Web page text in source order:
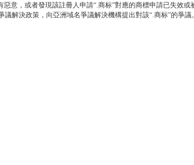
，或者發現該註冊人申請“.商标”對應的商標申請已失效或
解決政策，向亞洲域名爭議解決機構提出對該“.商标”的爭議